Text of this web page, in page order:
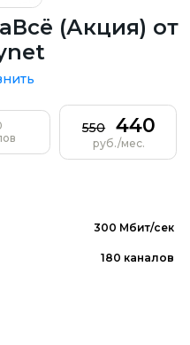
(Акция) от
550 440
руб./мес.
300 Мбит/сек
180 каналов